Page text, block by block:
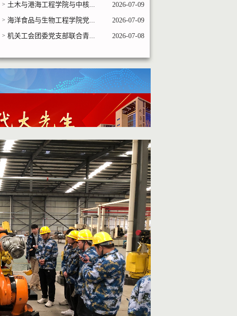
> 土木与港海工程学院与中核... 2026-07-09
> 海洋食品与生物工程学院党... 2026-07-09
> 机关工会团委党支部联合青... 2026-07-08